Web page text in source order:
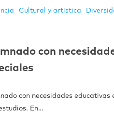
Cultural y artística
con
con necesidades educativas
En…